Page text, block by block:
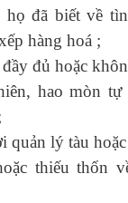
họ đã biết về
hàng hoá ;
đủ hoặc
hao mòn tự
quản lý tàu
thiếu thốn